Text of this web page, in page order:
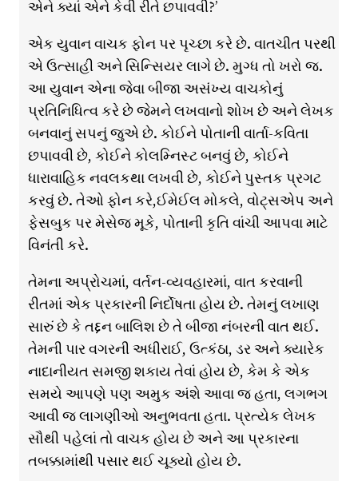
એને ક્યાં એને કેવી રીતે છપાવવી?’
એક યુવાન વાચક ફોન પર પૃચ્છા કરે છે. વાતચીત પરથી
એ ઉત્સાહી અને સિન્સિયર લાગે છે. મુગ્ધ તો ખરો જ.
આ યુવાન એના જેવા બીજા અસંખ્ય વાચકોનું
પ્રતિનિધિત્વ કરે છે જેમને લખવાનો શોખ છે અને લેખક
બનવાનું સપનું જુએ છે. કોઈને પોતાની વાર્તા-કવિતા
છપાવવી છે, કોઈને કોલમ્નિસ્ટ બનવું છે, કોઈને
ધારાવાહિક નવલકથા લખવી છે, કોઈને પુસ્તક પ્રગટ
કરવું છે. તેઓ ફોન કરે,ઈમેઈલ મોકલે, વોટ્સએપ અને
ફેસબુક પર મેસેજ મૂકે, પોતાની કૃતિ વાંચી આપવા માટે
વિનંતી કરે.
તેમના અપ્રોચમાં, વર્તન-વ્યવહારમાં, વાત કરવાની
રીતમાં એક પ્રકારની નિર્દોષતા હોય છે. તેમનું લખાણ
સારું છે કે તદ્દન બાલિશ છે તે બીજા નંબરની વાત થઈ.
તેમની પાર વગરની અધીરાઈ, ઉત્કંઠા, ડર અને ક્યારેક
નાદાનીયત સમજી શકાય તેવાં હોય છે, કેમ કે એક
સમયે આપણે પણ અમુક અંશે આવા જ હતા, લગભગ
આવી જ લાગણીઓ અનુભવતા હતા. પ્રત્યેક લેખક
સૌથી પહેલાં તો વાચક હોય છે અને આ પ્રકારના
તબક્કામાંથી પસાર થઈ ચૂક્યો હોય છે.